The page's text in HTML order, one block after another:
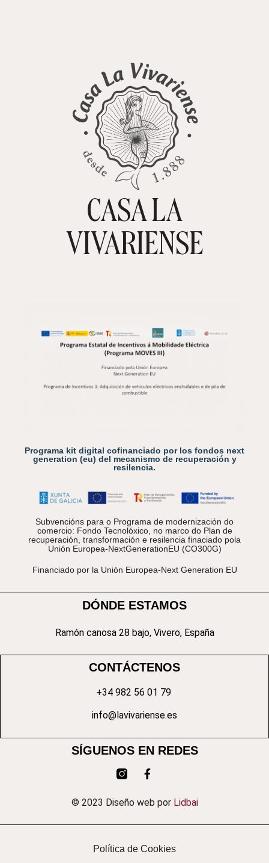
TIENDA ONLINECASA LA
VIVARIENSE
Programa kit digital cofinanciado por los fondos next
generation (eu) del mecanismo de recuperación y
resilencia.
Subvencións para o Programa de modernización do
comercio: Fondo Tecnolóxico, no marco do Plan de
recuperación, transformación e resilencia finaciado pola
Unión Europea-NextGenerationEU (CO300G)
Financiado por la Unión Europea-Next Generation EU
DÓNDE ESTAMOS
Ramón canosa 28 bajo, Vivero, España
CONTÁCTENOS
+34 982 56 01 79
info@lavivariense.es
SÍGUENOS EN REDES
© 2023 Diseño web por Lidbai
Política de Cookies